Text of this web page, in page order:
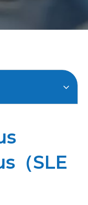
（SLE